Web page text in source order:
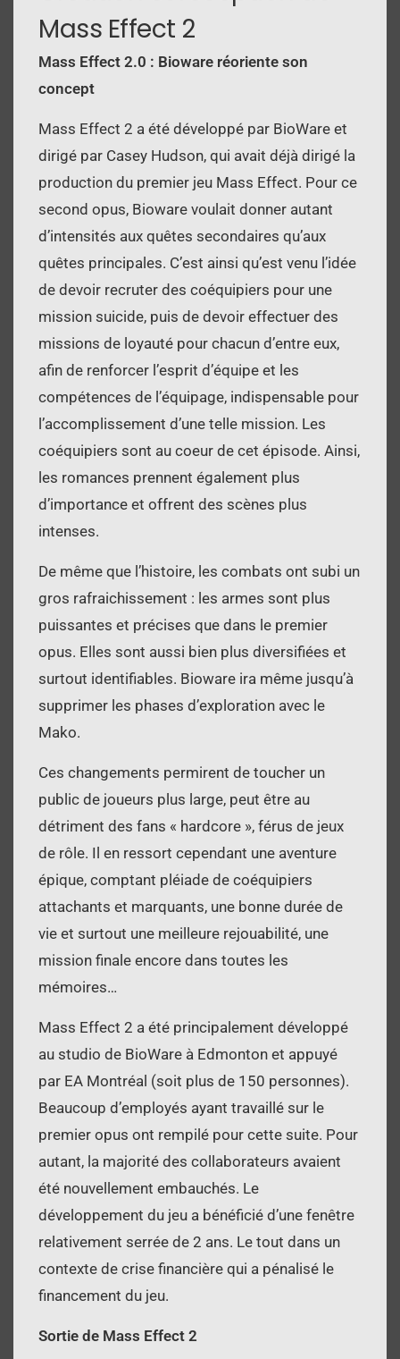
Mass Effect 2
Mass Effect 2.0 : Bioware réoriente son
concept
Mass Effect 2 a été développé par BioWare et
dirigé par Casey Hudson, qui avait déjà dirigé la
production du premier jeu Mass Effect. Pour ce
second opus, Bioware voulait donner autant
d’intensités aux quêtes secondaires qu’aux
quêtes principales. C’est ainsi qu’est venu l’idée
de devoir recruter des coéquipiers pour une
mission suicide, puis de devoir effectuer des
missions de loyauté pour chacun d’entre eux,
afin de renforcer l’esprit d’équipe et les
compétences de l’équipage, indispensable pour
l’accomplissement d’une telle mission. Les
coéquipiers sont au coeur de cet épisode. Ainsi,
les romances prennent également plus
d’importance et offrent des scènes plus
intenses.
De même que l’histoire, les combats ont subi un
gros rafraichissement : les armes sont plus
puissantes et précises que dans le premier
opus. Elles sont aussi bien plus diversifiées et
surtout identifiables. Bioware ira même jusqu’à
supprimer les phases d’exploration avec le
Mako.
Ces changements permirent de toucher un
public de joueurs plus large, peut être au
détriment des fans « hardcore », férus de jeux
de rôle. Il en ressort cependant une aventure
épique, comptant pléiade de coéquipiers
attachants et marquants, une bonne durée de
vie et surtout une meilleure rejouabilité, une
mission finale encore dans toutes les
mémoires…
Mass Effect 2 a été principalement développé
au studio de BioWare à Edmonton et appuyé
par EA Montréal (soit plus de 150 personnes).
Beaucoup d’employés ayant travaillé sur le
premier opus ont rempilé pour cette suite. Pour
autant, la majorité des collaborateurs avaient
été nouvellement embauchés. Le
développement du jeu a bénéficié d’une fenêtre
relativement serrée de 2 ans. Le tout dans un
contexte de crise financière qui a pénalisé le
financement du jeu.
Sortie de Mass Effect 2